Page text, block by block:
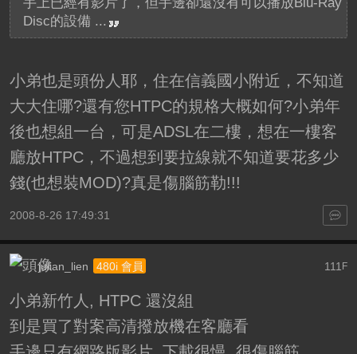
Disc的設備 ...
小弟也是頭份人耶，住在信義國小附近，不知道
大大住哪?還有您HTPC的規格大概如何?小弟年
後也想組一台，可是ADSL在二樓，想在一樓客
廳放HTPC，不過想到要拉線就不知道要花多少
錢(也想裝MOD)?真是傷腦筋勒!!!
2008-8-26 17:49:31
111 F
julian_lien 480i 會員
小弟新竹人, HTPC 還沒組
到是買了對案高清撥放機在客廳看